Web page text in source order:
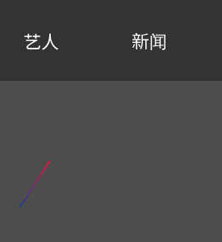
艺人 新闻